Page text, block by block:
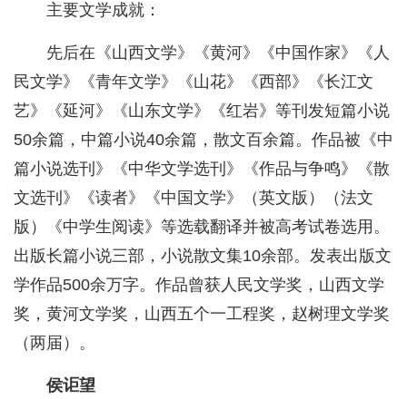
主要文学成就：
先后在《山西文学》《黄河》《中国作家》《人
民文学》《青年文学》《山花》《西部》《长江文
艺》《延河》《山东文学》《红岩》等刊发短篇小说
50余篇，中篇小说40余篇，散文百余篇。作品被《中
篇小说选刊》《中华文学选刊》《作品与争鸣》《散
文选刊》《读者》《中国文学》（英文版）（法文
版）《中学生阅读》等选载翻译并被高考试卷选用。
出版长篇小说三部，小说散文集10余部。发表出版文
学作品500余万字。作品曾获人民文学奖，山西文学
奖，黄河文学奖，山西五个一工程奖，赵树理文学奖
（两届）。
侯讵望